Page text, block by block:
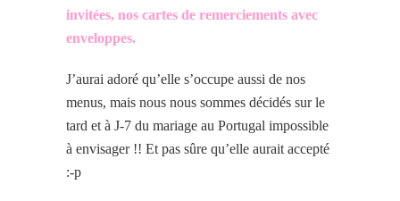
invitées, nos cartes de remerciements avec
enveloppes.
J’aurai adoré qu’elle s’occupe aussi de nos
menus, mais nous nous sommes décidés sur le
tard et à J-7 du mariage au Portugal impossible
à envisager !! Et pas sûre qu’elle aurait accepté
:-p